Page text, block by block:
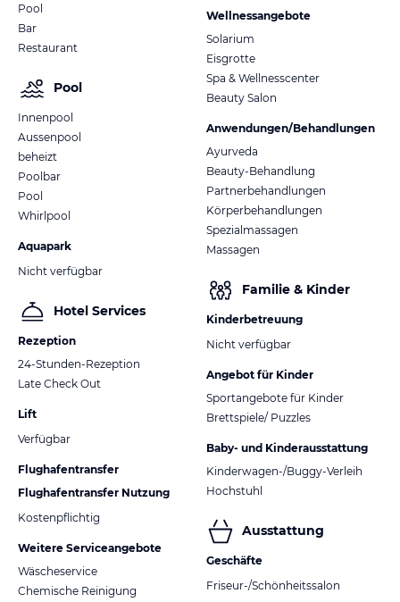
Pool
Bar
Restaurant
Pool
Innenpool
Aussenpool
beheizt
Poolbar
Pool
Whirlpool
Aquapark
Nicht verfügbar
Hotel Services
Rezeption
24-Stunden-Rezeption
Late Check Out
Lift
Verfügbar
Flughafentransfer
Flughafentransfer Nutzung
Kostenpflichtig
Weitere Serviceangebote
Wäscheservice
Chemische Reinigung
Wellnessangebote
Solarium
Eisgrotte
Spa & Wellnesscenter
Beauty Salon
Anwendungen/Behandlungen
Ayurveda
Beauty-Behandlung
Partnerbehandlungen
Körperbehandlungen
Spezialmassagen
Massagen
Familie & Kinder
Kinderbetreuung
Nicht verfügbar
Angebot für Kinder
Sportangebote für Kinder
Brettspiele/ Puzzles
Baby- und Kinderausstattung
Kinderwagen-/Buggy-Verleih
Hochstuhl
Ausstattung
Geschäfte
Friseur-/Schönheitssalon